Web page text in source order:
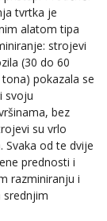
tvrtka je
alatom tipa
strojevi
(30 do 60
pokazala se
svoju
bez
su vrlo
od te dvije
prednosti i
razminiranju i
srednjim